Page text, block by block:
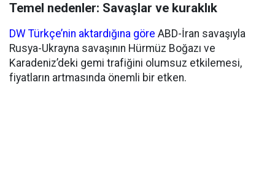
Temel nedenler: Savaşlar ve kuraklık
DW Türkçe’nin aktardığına göre ABD-İran savaşıyla
Rusya-Ukrayna savaşının Hürmüz Boğazı ve
Karadeniz’deki gemi trafiğini olumsuz etkilemesi,
fiyatların artmasında önemli bir etken.